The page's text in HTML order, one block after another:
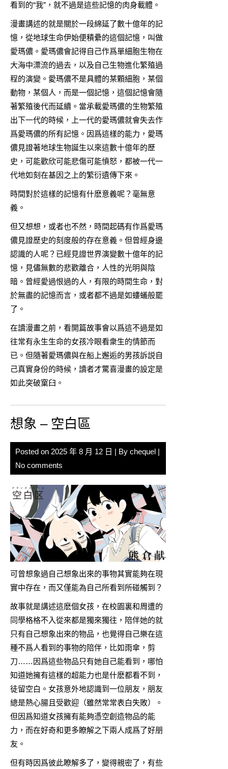
看到的“我”，就不過是這些記憶的肉身載體。
漫畫講述的就是關於一段綿延了數十億年的記
憶，從地球生命伊始便積纍的這個記憶，叫做
愛瑪儂。愛瑪儂會記得自己作爲單細胞生物在
大海中漂流的過去，以及自己生物進化繁殖過
程的演變。愛瑪儂不是具體的某顆細胞，某個
動物，某個人，而是一個記憶，這個記憶會隨
著繁殖後代而延續。當承載愛瑪儂的生物繁殖
出下一代的時候，上一代的愛瑪儂就會失去作
爲愛瑪儂的所有記憶。因爲這樣的能力，愛瑪
儂見證著地球生物誕生以來這數十億年的歷
史，可能歡欣可能悲傷可能憤怒，都被一代一
代地如刻在基因之上的繁衍遺傳下來。
時間對於這樣的記憶有什麽意義呢？毫無意
義。
但又想想，或者也不然，時間起碼有作爲愛瑪
儂見證歷史的刻度般的存在意義。但曾經身邊
認識的人呢？已經見證世界演變數十億年的記
憶，見儘無數的悲歡離合，人性的光明與陰
暗。曾經愛過恨過的人，有限的時間生命，對
於無盡的記憶而言，或者都不過是如螻蟻般罷
了。
在讀漫畫之前，看開篇故事會以爲這不過是如
往常有永生生命的女孩冷眼看衆生的情節而
已。但隨著愛瑪儂與在船上邂逅的男孩訴説自
己真實身份的時候，讀者才驚喜漫畫的設定是
如此突破窠臼。
想象 – 空白區
Posted on 2025 年 8 月 12 日 | By chequel |
No comments
可曾想象過自己想象出來的事物其實能夠在現
實中存在，而又僅能為自己所看到所碰觸到？
故事就是講述這麽個女孩，在校園裏和周遭的
同學格格不入從來都是獨來獨往，陪伴她的就
只有自己想象出來的物品，也覺得自己樂在這
種不爲人看到的事物的陪伴，比如雨傘，剪
刀……因爲這些物品只有她自己能看到，哪怕
知道她擁有這樣的超能力也是什麽都看不到，
徒留空白。女孩意外地認識到一位朋友，朋友
總是熱心腸且受歡迎（雖然常常表白失敗）。
但因爲知道女孩擁有能夠憑空創造物品的能
力，而在好奇和更多瞭解之下兩人成爲了好朋
友。
但有時因爲彼此瞭解多了，變得親密了，有些